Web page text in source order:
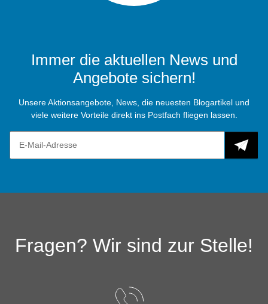
Immer die aktuellen News und
Angebote sichern!
Unsere Aktionsangebote, News, die neuesten Blogartikel und
viele weitere Vorteile direkt ins Postfach fliegen lassen.
Fragen? Wir sind zur Stelle!